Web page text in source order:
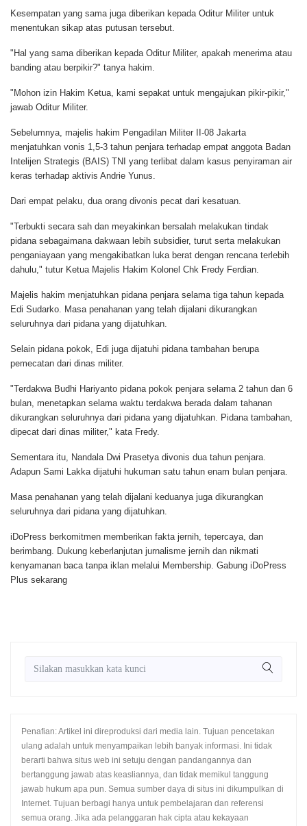
Kesempatan yang sama juga diberikan kepada Oditur Militer untuk
menentukan sikap atas putusan tersebut.
"Hal yang sama diberikan kepada Oditur Militer, apakah menerima atau
banding atau berpikir?" tanya hakim.
"Mohon izin Hakim Ketua, kami sepakat untuk mengajukan pikir-pikir,"
jawab Oditur Militer.
Sebelumnya, majelis hakim Pengadilan Militer II-08 Jakarta
menjatuhkan vonis 1,5-3 tahun penjara terhadap empat anggota Badan
Intelijen Strategis (BAIS) TNI yang terlibat dalam kasus penyiraman air
keras terhadap aktivis Andrie Yunus.
Dari empat pelaku, dua orang divonis pecat dari kesatuan.
"Terbukti secara sah dan meyakinkan bersalah melakukan tindak
pidana sebagaimana dakwaan lebih subsidier, turut serta melakukan
penganiayaan yang mengakibatkan luka berat dengan rencana terlebih
dahulu," tutur Ketua Majelis Hakim Kolonel Chk Fredy Ferdian.
Majelis hakim menjatuhkan pidana penjara selama tiga tahun kepada
Edi Sudarko. Masa penahanan yang telah dijalani dikurangkan
seluruhnya dari pidana yang dijatuhkan.
Selain pidana pokok, Edi juga dijatuhi pidana tambahan berupa
pemecatan dari dinas militer.
"Terdakwa Budhi Hariyanto pidana pokok penjara selama 2 tahun dan 6
bulan, menetapkan selama waktu terdakwa berada dalam tahanan
dikurangkan seluruhnya dari pidana yang dijatuhkan. Pidana tambahan,
dipecat dari dinas militer," kata Fredy.
Sementara itu, Nandala Dwi Prasetya divonis dua tahun penjara.
Adapun Sami Lakka dijatuhi hukuman satu tahun enam bulan penjara.
Masa penahanan yang telah dijalani keduanya juga dikurangkan
seluruhnya dari pidana yang dijatuhkan.
iDoPress berkomitmen memberikan fakta jernih, tepercaya, dan
berimbang. Dukung keberlanjutan jurnalisme jernih dan nikmati
kenyamanan baca tanpa iklan melalui Membership. Gabung iDoPress
Plus sekarang
Penafian: Artikel ini direproduksi dari media lain. Tujuan pencetakan
ulang adalah untuk menyampaikan lebih banyak informasi. Ini tidak
berarti bahwa situs web ini setuju dengan pandangannya dan
bertanggung jawab atas keasliannya, dan tidak memikul tanggung
jawab hukum apa pun. Semua sumber daya di situs ini dikumpulkan di
Internet. Tujuan berbagi hanya untuk pembelajaran dan referensi
semua orang. Jika ada pelanggaran hak cipta atau kekayaan